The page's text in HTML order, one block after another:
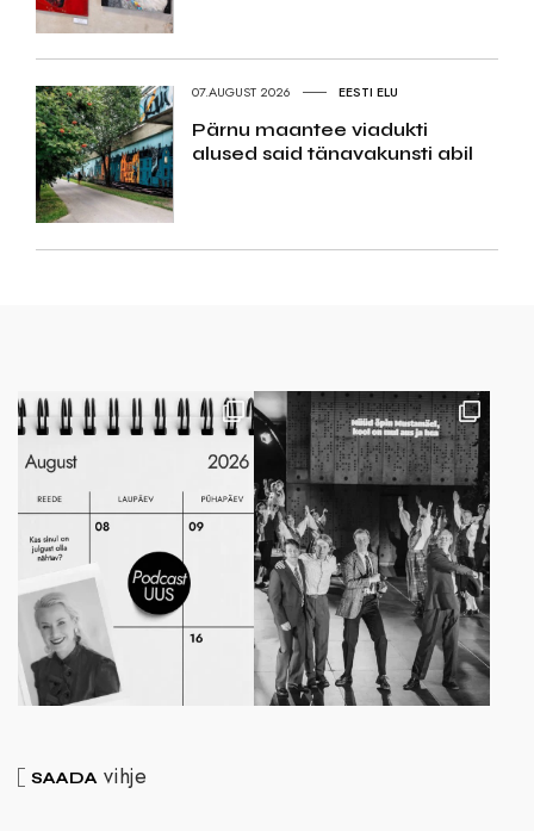
07.AUGUST 2026 EESTI ELU
Pärnu maantee viadukti
alused said tänavakunsti abil
SAADA vihje